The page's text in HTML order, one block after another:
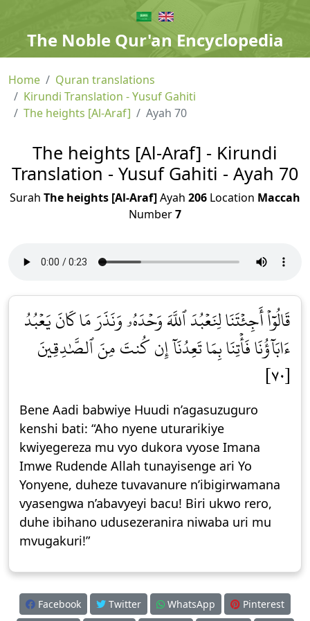
The Noble Qur'an Encyclopedia
Home
Quran translations
Kirundi Translation - Yusuf Gahiti
The heights [Al-Araf]
Ayah 70
The heights [Al-Araf] - Kirundi
Translation - Yusuf Gahiti - Ayah 70
Surah The heights [Al-Araf]Ayah 206 Location Maccah
Number7
قَالُوٓاْ أَجِئۡتَنَا لِنَعۡبُدَ ٱللَّهَ وَحۡدَهُۥ وَنَذَرَ مَا كَانَ يَعۡبُدُ
ءَابَآؤُنَا فَأۡتِنَا بِمَا تَعِدُنَآ إِن كُنتَ مِنَ ٱلصَّٰدِقِينَ
[٧٠]
Bene Aadi babwiye Huudi n’agasuzuguro
kenshi bati: “Aho nyene uturarikiye
kwiyegereza mu vyo dukora vyose Imana
Imwe Rudende Allah tunayisenge ari Yo
Yonyene, duheze tuvavanure n’ibigirwamana
vyasengwa n’abavyeyi bacu! Biri ukwo rero,
duhe ibihano udusezeranira niwaba uri mu
mvugakuri!”
Facebook Twitter WhatsApp
Pinterest